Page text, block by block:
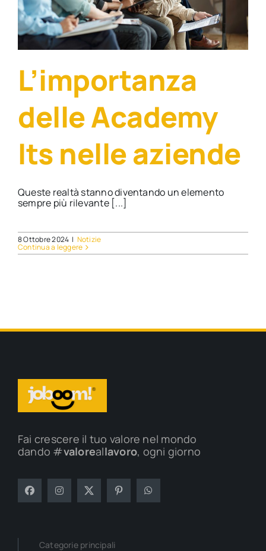
Direzione lavoro
L’importanza
delle Academy
Its nelle aziende
Queste realtà stanno diventando un elemento
sempre più rilevante [...]
8 Ottobre 2024 | Notizie
Continua a leggere
Fai crescere il tuo valore nel mondo
dando #valoreallavoro, ogni giorno
Categorie principali